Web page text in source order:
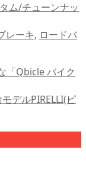
ム/チューンナッ
レーキ, ロードバ
「Qbicle バイク
デルPIRELLI(ピ